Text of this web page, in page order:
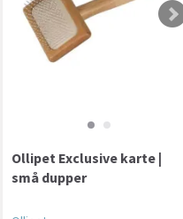
Ollipet Exclusive karte |
små dupper